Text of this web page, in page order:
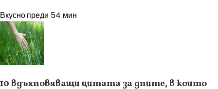
Вкуснопреди 54 мин
10 вдъхновяващи цитата за дните, в които